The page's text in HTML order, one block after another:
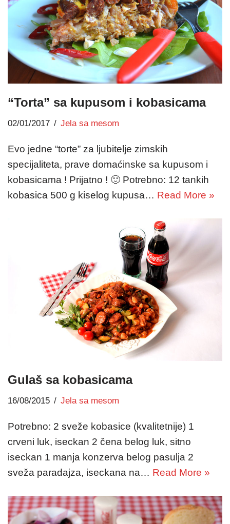
“Torta” sa kupusom i kobasicama
02/01/2017 Jela sa mesom
Evo jedne “torte” za ljubitelje zimskih
specijaliteta, prave domaćinske sa kupusom i
kobasicama ! Prijatno ! 🙂 Potrebno: 12 tankih
kobasica 500 g kiselog kupusa… Read More »
Gulaš sa kobasicama
16/08/2015 Jela sa mesom
Potrebno: 2 sveže kobasice (kvalitetnije) 1
crveni luk, iseckan 2 čena belog luk, sitno
iseckan 1 manja konzerva belog pasulja 2
sveža paradajza, iseckana na… Read More »